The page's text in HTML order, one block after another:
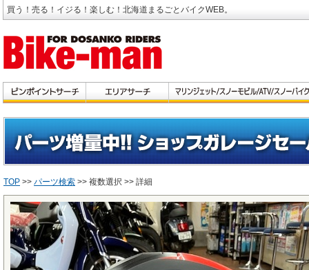
買う！売る！イジる！楽しむ！北海道まるごとバイクWEB。
TOP >> パーツ検索 >> 複数選択 >> 詳細